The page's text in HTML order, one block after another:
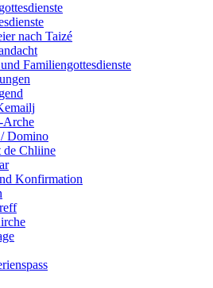
nach Taizé
Familien­gottesdienste
Arche
Domino
de Chliine
Konfirmation